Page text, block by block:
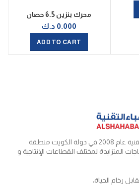
محرك بنزين 6.5 حصان
0.000 د.ك
ADD TO CART
تأسست شركة الشهباء التقنية عام 2008 في دولة الكويت منطقة
المتزايدة لمختلف القطاعات الإنتاجية و
رخام الحياة،